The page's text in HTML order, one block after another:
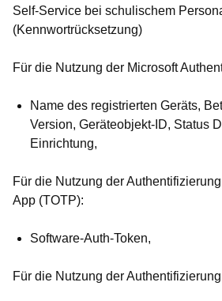
Self-Service bei schulischem
(Kennwortrücksetzung)
Für die Nutzung der Microsoft
Name des registrierten Geräts,
Version, Geräteobjekt-ID, Status
Einrichtung,
Für die Nutzung der
App (TOTP):
Software-Auth-Token,
Für die Nutzung der